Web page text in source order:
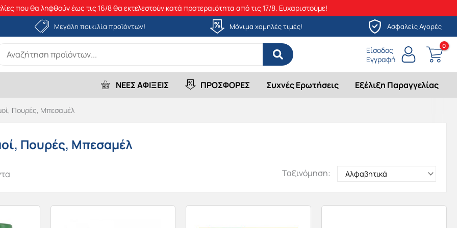
που θα ληφθούν έως τις 16/8 θα εκτελεστούν κατά προτεραιότητα από τις 17/8. Ευχαριστούμε!
Μεγάλη ποικιλία προϊόντων! Μόνιμα χαμηλές τιμές! Ασφαλείς Αγορές
Είσοδος
Εγγραφή
ΝΕΕΣ ΑΦΙΞΕΙΣ ΠΡΟΣΦΟΡΕΣ Συχνές Ερωτήσεις Εξέλιξη Παραγγελίας
Πουρές, Μπεσαμέλ
Πουρές, Μπεσαμέλ
Ταξινόμηση: